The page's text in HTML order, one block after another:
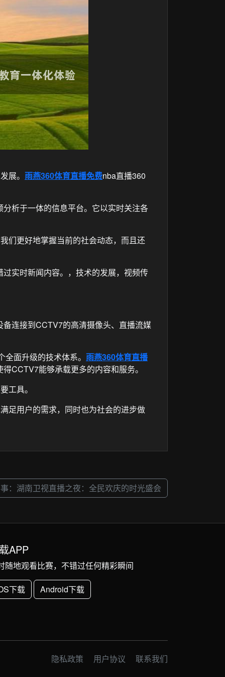
展。 雨燕360体育直播免费nba直播360
析于一体的信息平台。它以实时关注各
们更好地掌握当前的社会动态，而且还
实时新闻内容。，技术的发展，视频传
连接到CCTV7的高清摄像头、直播流媒
面升级的技术体系。 雨燕360体育直播
CCTV7能够承载更多的内容和服务。
工具。
足用户的需求，同时也为社会的进步做
：湖南卫视直播之夜：全民欢庆的时光盛会
APP
随地观看比赛，不错过任何精彩瞬间
下载 Android下载
隐私政策 用户协议 联系我们